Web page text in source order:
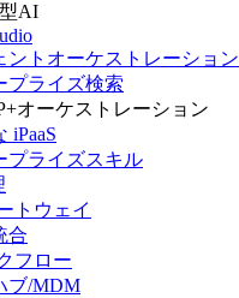
AI
ントオーケストレーション
プライズ検索
オーケストレーション
iPaaS
プライズスキル
トウェイ
合
フロー
ブ/MDM